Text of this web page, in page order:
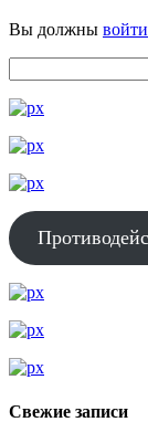
Вы должны войти
Свежие записи